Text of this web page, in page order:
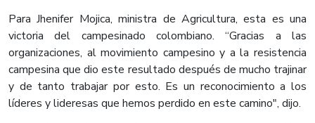
Para Jhenifer Mojica, ministra de Agricultura, esta es una
victoria del campesinado colombiano. “Gracias a las
organizaciones, al movimiento campesino y a la resistencia
campesina que dio este resultado después de mucho trajinar
y de tanto trabajar por esto. Es un reconocimiento a los
líderes y lideresas que hemos perdido en este camino", dijo.